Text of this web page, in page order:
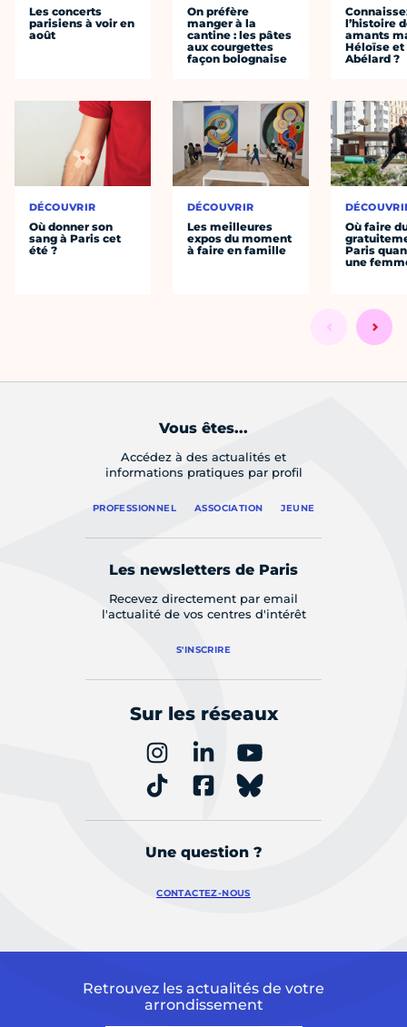
Les concerts
parisiens à voir en
août
DÉCOUVRIR
Où donner son
sang à Paris cet
été ?
On préfère
manger à la
cantine : les pâtes
aux courgettes
façon bolognaise
DÉCOUVRIR
Les meilleures
expos du moment
à faire en famille
l’histoire
amants
Héloïse et
Abélard ?
Où faire
Paris
une
Vous êtes...
Accédez à des actualités et
informations pratiques par profil
PROFESSIONNEL ASSOCIATION JEUNE
Les newsletters de Paris
Recevez directement par email
l'actualité de vos centres d'intérêt
S'INSCRIRE
Sur les réseaux
Une question ?
CONTACTEZ-NOUS
Retrouvez les actualités de votre
arrondissement